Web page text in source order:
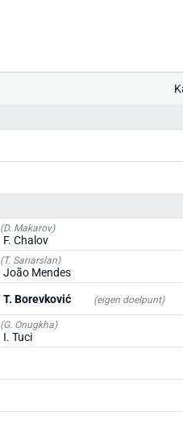
(D. Makarov)
F. Chalov
(T. Sarıarslan)
João Mendes
T. Borevković (eigen doelpunt)
(G. Onugkha)
I. Tuci